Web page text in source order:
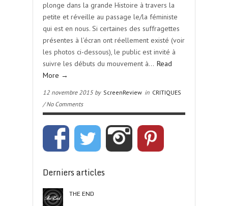
plonge dans la grande Histoire à travers la
petite et réveille au passage le/la féministe
qui est en nous. Si certaines des suffragettes
présentes à l’écran ont réellement existé (voir
les photos ci-dessous), le public est invité à
suivre les débuts du mouvement à… Read
More →
12 novembre 2015 by ScreenReview in CRITIQUES
/ No Comments
Derniers articles
THE END